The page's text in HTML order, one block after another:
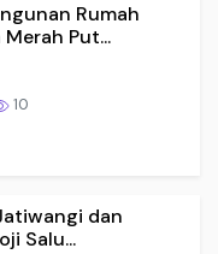
Rumah
Put...
10
dan
Salu...